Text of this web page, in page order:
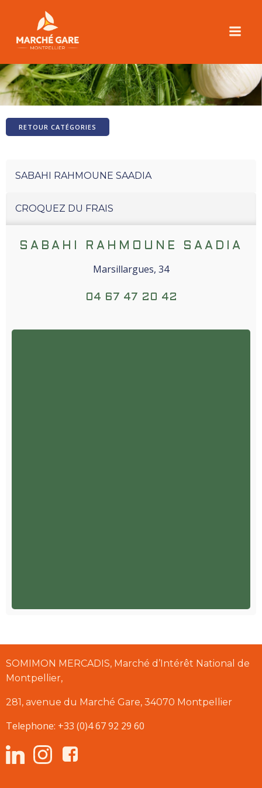
FENOUIL
RETOUR CATÉGORIES
SABAHI RAHMOUNE SAADIA
CROQUEZ DU FRAIS
SABAHI RAHMOUNE SAADIA
Marsillargues, 34
04 67 47 20 42
SOMIMON MERCADIS, Marché d’Intérêt National de
Montpellier,
281, avenue du Marché Gare, 34070 Montpellier
Telephone: +33 (0)4 67 92 29 60